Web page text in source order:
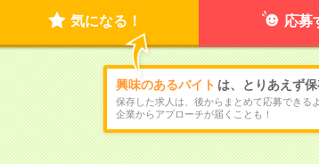
気になる！ 応募
興味のあるバイト は、とりあえず
保存した求人は、後からまとめて応募できるよ
企業からアプローチが届くことも！